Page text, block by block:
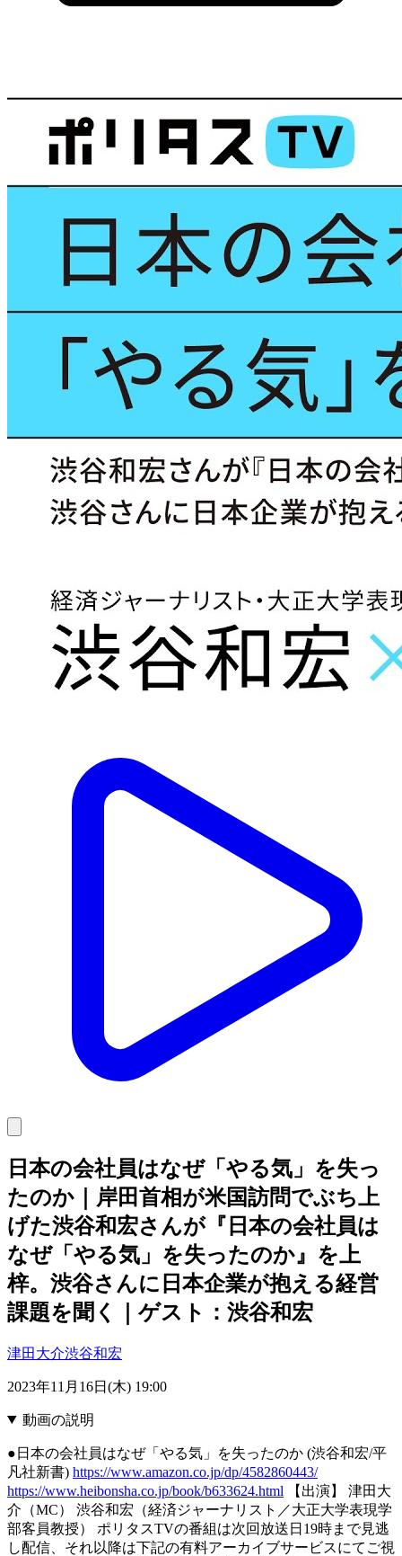
日本の会社員はなぜ「やる気」を失っ
たのか｜岸田首相が米国訪問でぶち上
げた渋谷和宏さんが『日本の会社員は
なぜ「やる気」を失ったのか』を上
梓。渋谷さんに日本企業が抱える経営
課題を聞く｜ゲスト：渋谷和宏
津田大介渋谷和宏
2023年11月16日(木) 19:00
動画の説明
●日本の会社員はなぜ「やる気」を失ったのか (渋谷和宏/平
凡社新書) https://www.amazon.co.jp/dp/4582860443/
https://www.heibonsha.co.jp/book/b633624.html 【出演】 津田大
介（MC） 渋谷和宏（経済ジャーナリスト／大正大学表現学
部客員教授） ポリタスTVの番組は次回放送日19時まで見逃
し配信、それ以降は下記の有料アーカイブサービスにてご視